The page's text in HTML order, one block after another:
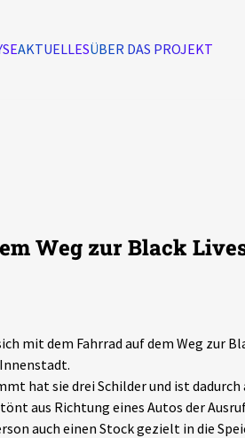
AKTUELLESÜBER DAS PROJEKT
Weg zur Black
mit dem Fahrrad auf dem Weg zur
hat sie drei Schilder und ist
aus Richtung eines Autos der
auch einen Stock gezielt in die